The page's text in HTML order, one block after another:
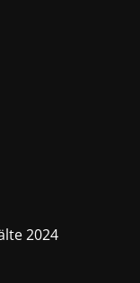
2024